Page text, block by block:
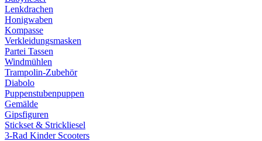
Lenkdrachen
Honigwaben
Kompasse
Verkleidungsmasken
Partei Tassen
Windmühlen
Trampolin-Zubehör
Diabolo
Puppenstubenpuppen
Gemälde
Gipsfiguren
Stickset & Strickliesel
3-Rad Kinder Scooters